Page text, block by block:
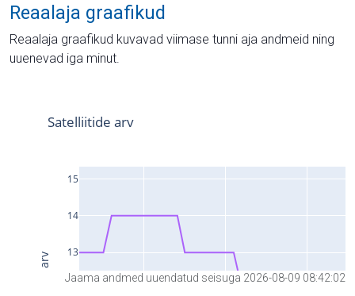
Reaalaja graafikud
Reaalaja graafikud kuvavad viimase tunni aja andmeid ning
uuenevad iga minut.
Jaama andmed uuendatud seisuga 2026-08-09 08:42:02